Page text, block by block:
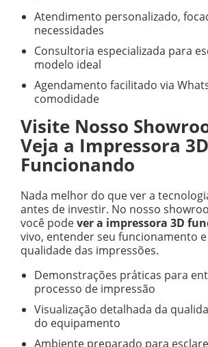
Atendimento personalizado,
necessidades
Consultoria especializada para
modelo ideal
Agendamento facilitado via
comodidade
Visite Nosso
Veja a Impressora 3D
Funcionando
Nada melhor do que ver a
antes de investir. No nosso
você podever a impressora 3D
vivo, entender seu funcionamento
qualidade das impressões.
Demonstrações práticas para
processo de impressão
Visualização detalhada da
do equipamento
Ambiente preparado para